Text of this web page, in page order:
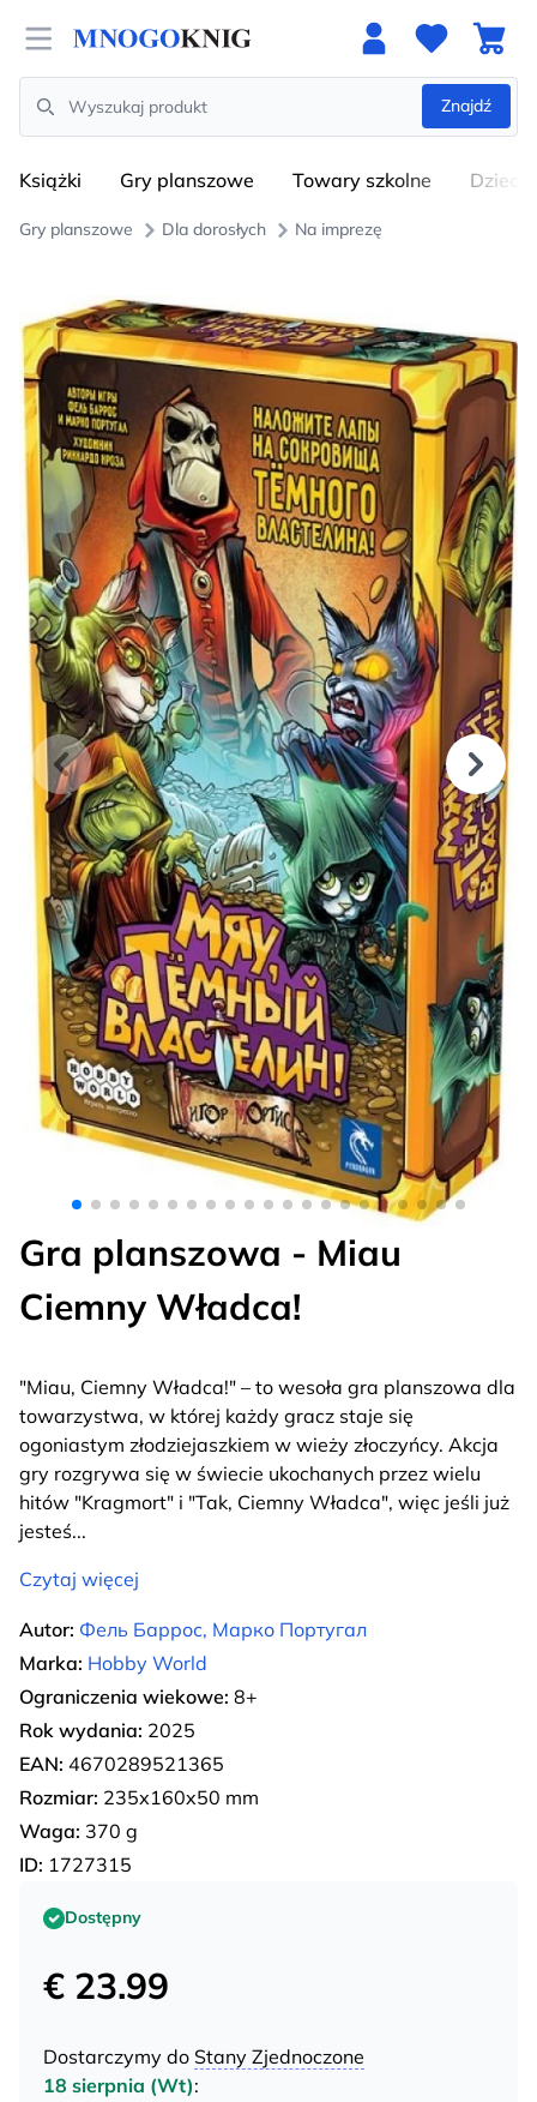
Open menu
Search
Znajdź
Książki Gry planszowe Towary szkolne
Gry planszowe Dla dorosłych Na imprezę
Gra planszowa - Miau
Ciemny Władca!
"Miau, Ciemny Władca!" – to wesoła gra planszowa dla
towarzystwa, w której każdy gracz staje się
ogoniastym złodziejaszkiem w wieży złoczyńcy. Akcja
gry rozgrywa się w świecie ukochanych przez wielu
hitów "Kragmort" i "Tak, Ciemny Władca", więc jeśli już
jesteś...
Czytaj więcej
Autor: Фель Баррос, Марко Португал
Marka: Hobby World
Ograniczenia wiekowe: 8+
Rok wydania: 2025
EAN: 4670289521365
Rozmiar: 235х160x50 mm
Waga: 370 g
ID: 1727315
Dostępny
€ 23.99
Dostarczymy do Stany Zjednoczone
18 sierpnia (Wt):